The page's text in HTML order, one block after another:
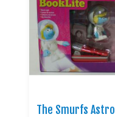
The Smurfs Astro